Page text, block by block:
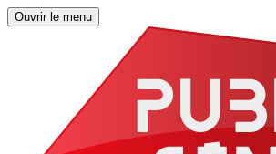
Ouvrir le menu